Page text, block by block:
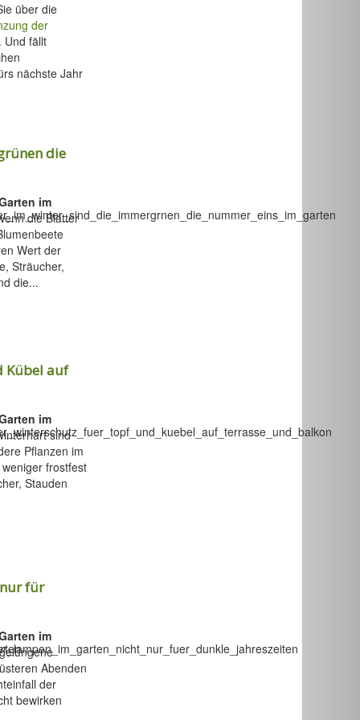
über die
der
Und fällt
nächste Jahr
die
im
die Blätter
Wert der
Sträucher,
die...
Kübel auf
im
sind
Pflanzen im
frostfest
Stauden
für
im
Abenden
der
bewirken